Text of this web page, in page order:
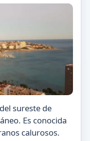
sureste de
Es conocida
calurosos.